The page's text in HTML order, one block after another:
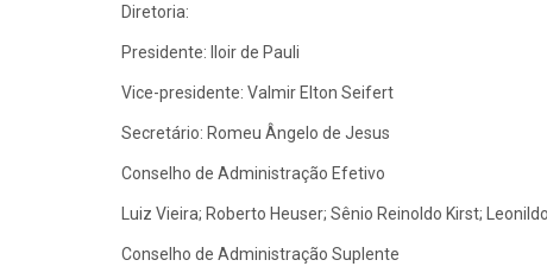
Diretoria:
Presidente: Iloir de Pauli
Vice-presidente: Valmir Elton Seifert
Secretário: Romeu Ângelo de Jesus
Conselho de Administração Efetivo
Luiz Vieira; Roberto Heuser; Sênio Reinoldo Kirst;
Conselho de Administração Suplente